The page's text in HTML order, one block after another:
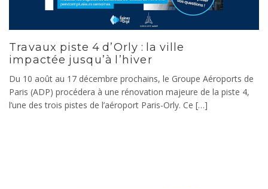
Travaux piste 4 d’Orly : la ville
impactée jusqu’à l’hiver
Du 10 août au 17 décembre prochains, le Groupe Aéroports de
Paris (ADP) procédera à une rénovation majeure de la piste 4,
l’une des trois pistes de l’aéroport Paris-Orly. Ce […]